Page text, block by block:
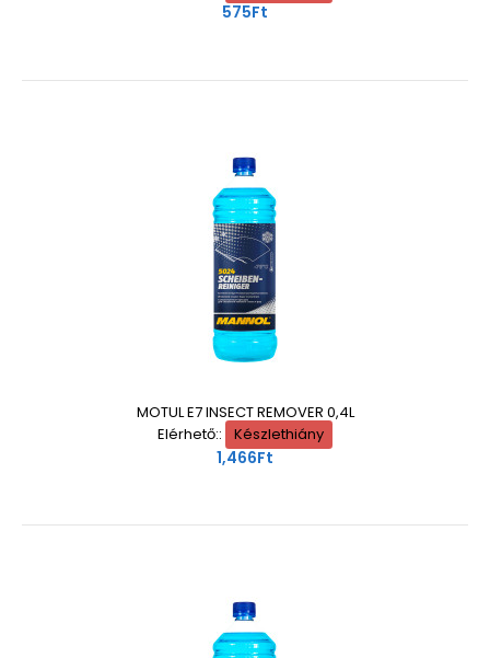
575Ft
MOTUL E7 INSECT REMOVER 0,4L
Elérhető::
Készlethiány
1,466Ft